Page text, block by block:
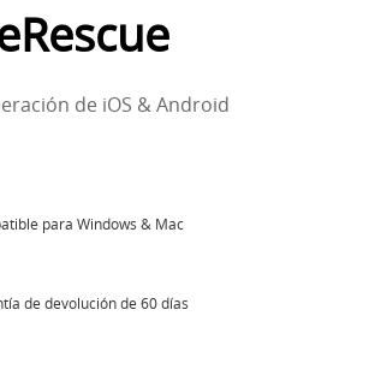
de iOS & Android
para Windows & Mac
de devolución de 60 días